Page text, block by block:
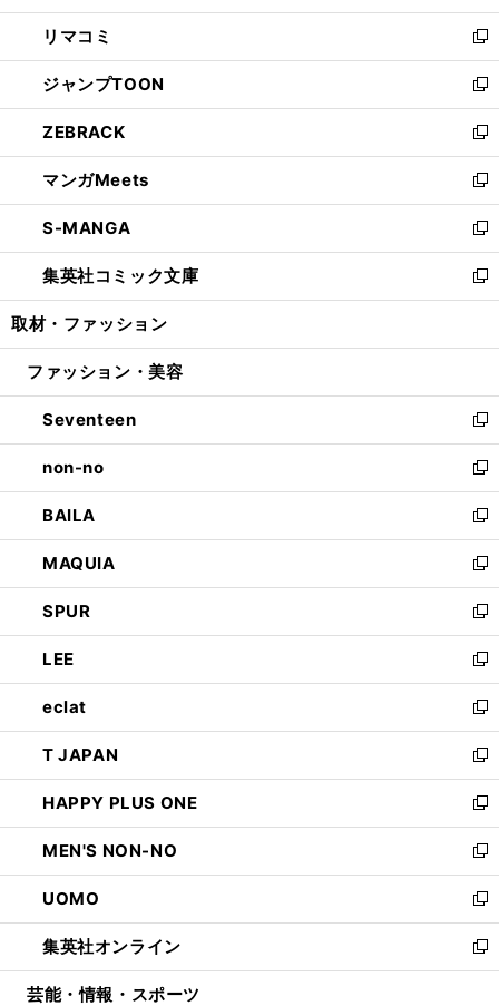
ウ
で
開
く
ン
ド
ウ
で
開
く
ウ
ィ
ン
ド
ウ
で
開
く
し
い
ウ
ィ
ン
ド
ウ
で
開
く
リマコミ
新
し
い
ウ
ィ
ン
ド
ウ
で
開
く
ジャンプTOON
新
し
い
ウ
ィ
ン
ド
ウ
で
開
ZEBRACK
新
し
い
ウ
ィ
ン
ド
ウ
開
マンガMeets
新
し
い
ウ
ィ
ン
ウ
開
く
S-MANGA
新
し
い
ウ
ン
ウ
で
開
く
集英社コミック文庫
新
し
ウ
ン
ド
ウ
で
開
く
取材・ファッション
ファッション・美容
Seventeen
新
し
い
ウ
ィ
ン
ド
ウ
で
開
く
non-no
新
し
い
ウ
ィ
ン
ド
ウ
で
開
く
BAILA
新
し
い
ウ
ィ
ン
ド
ウ
で
開
く
MAQUIA
新
し
い
ウ
ィ
ン
ド
ウ
で
開
く
SPUR
新
し
い
ウ
ィ
ン
ド
ウ
で
開
く
LEE
新
し
い
ウ
ィ
ン
ド
ウ
で
開
く
eclat
新
し
い
ウ
ィ
ン
ド
ウ
で
開
く
T JAPAN
新
し
い
ウ
ィ
ン
ド
ウ
で
開
HAPPY PLUS ONE
新
し
い
ウ
ィ
ン
ド
ウ
MEN'S NON-NO
新
し
い
ウ
ィ
ン
UOMO
新
し
い
ウ
集英社オンライン
新
し
芸能・情報・スポーツ